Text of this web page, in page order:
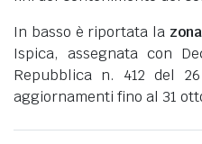
In basso è riportata la
Ispica, assegnata con
Repubblica n. 412 del
aggiornamenti fino al 31